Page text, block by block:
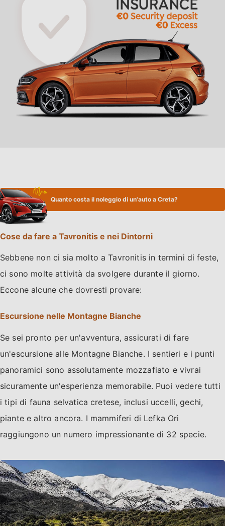
Quanto costa il noleggio di un'auto a Creta?
Cose da fare a Tavronitis e nei Dintorni
Sebbene non ci sia molto a Tavronitis in termini di feste,
ci sono molte attività da svolgere durante il giorno.
Eccone alcune che dovresti provare:
Escursione nelle Montagne Bianche
Se sei pronto per un'avventura, assicurati di fare
un'escursione alle Montagne Bianche. I sentieri e i punti
panoramici sono assolutamente mozzafiato e vivrai
sicuramente un'esperienza memorabile. Puoi vedere tutti
i tipi di fauna selvatica cretese, inclusi uccelli, gechi,
piante e altro ancora. I mammiferi di Lefka Ori
raggiungono un numero impressionante di 32 specie.